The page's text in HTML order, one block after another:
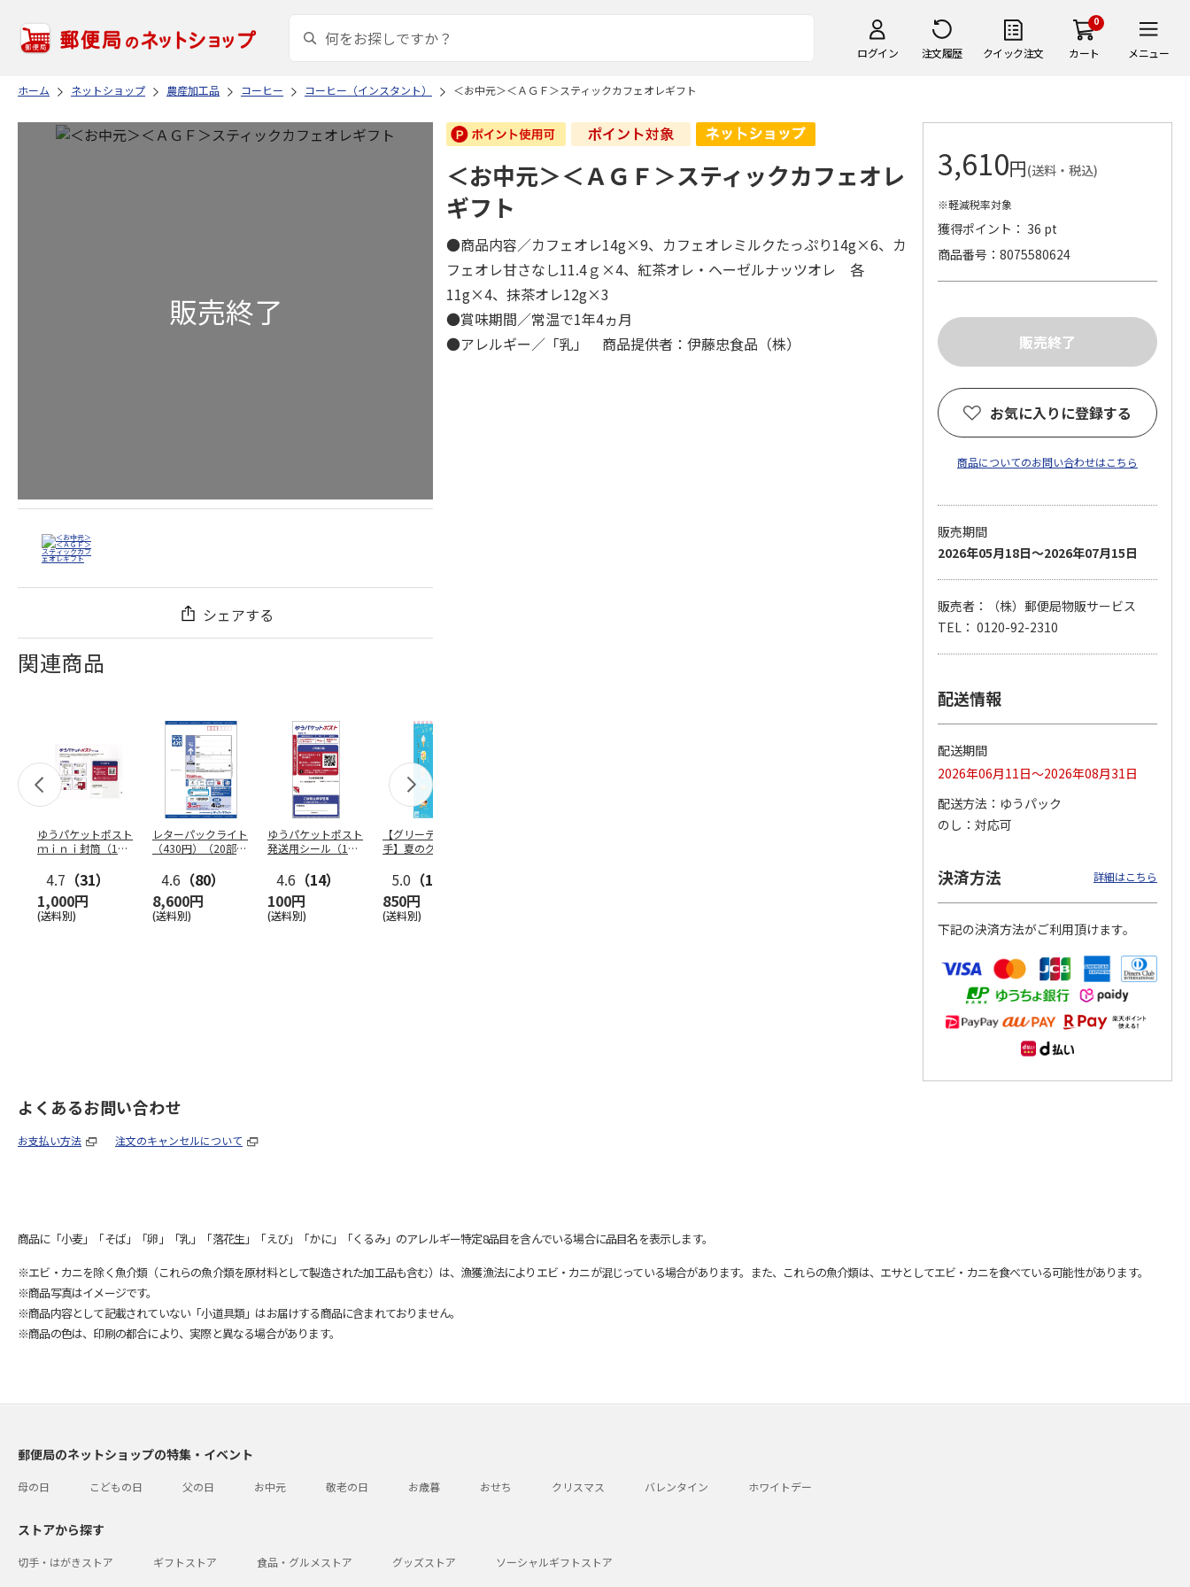
ログイン 注文履歴 クイック注文
0
カート メニュー
ホーム ネットショップ 農産加工品 コーヒー コーヒー（インスタント） ＜お中元＞＜ＡＧＦ＞スティックカフェオレギフト
シェアする
関連商品
ゆうパケットポスト
ｍｉｎｉ封筒（1個
4.7 （31）
1,000円
(送料別)
レターパックライト
（430円）（20部セ
4.6 （80）
8,600円
(送料別)
ゆうパケットポスト
発送用シール（1個
4.6 （14）
100円
(送料別)
【グリーティング切
手】夏のグリーティ
5.0 （10）
850円
(送料別)
【グリーティング切
円…
4.8（11）
5,500円
4.6（7）
11,000円
＜お中元＞＜ＡＧＦ＞スティックカフェオレ
ギフト
●商品内容／カフェオレ14g×9、カフェオレミルクたっぷり14g×6、カ
フェオレ甘さなし11.4ｇ×4、紅茶オレ・ヘーゼルナッツオレ 各
11g×4、抹茶オレ12g×3
●賞味期間／常温で1年4ヵ月
●アレルギー／「乳」 商品提供者：伊藤忠食品（株）
3,610円(送料・税込)
※軽減税率対象
獲得ポイント： 36 pt
商品番号
8075580624
お気に入りに登録する
商品についてのお問い合わせはこちら
販売期間
2026年05月18日～2026年07月15日
販売者：（株）郵便局物販サービス
TEL： 0120-92-2310
配送情報
配送期間
2026年06月11日～2026年08月31日
配送方法
ゆうパック
のし
対応可
決済方法 詳細はこちら
下記の決済方法がご利用頂けます。
よくあるお問い合わせ
お支払い方法 注文のキャンセルについて
商品に「小麦」「そば」「卵」「乳」「落花生」「えび」「かに」「くるみ」のアレルギー特定8品目を含んでいる場合に品目名を表示します。
※エビ・カニを除く魚介類（これらの魚介類を原材料として製造された加工品も含む）は、漁獲漁法によりエビ・カニが混じっている場合があります。また、これらの魚介類は、エサとしてエビ・カニを食べている可能性があります。
※商品写真はイメージです。
※商品内容として記載されていない「小道具類」はお届けする商品に含まれておりません。
※商品の色は、印刷の都合により、実際と異なる場合があります。
郵便局のネットショップの特集・イベント
母の日 こどもの日 父の日 お中元 敬老の日 お歳暮 おせち クリスマス バレンタイン ホワイトデー
ストアから探す
切手・はがきストア ギフトストア 食品・グルメストア グッズストア ソーシャルギフトストア